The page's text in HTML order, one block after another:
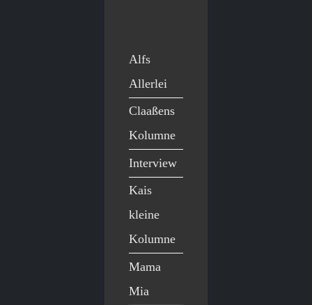
Alfs
Allerlei
Claaßens
Kolumne
Interview
Kais
kleine
Kolumne
Mama
Mia